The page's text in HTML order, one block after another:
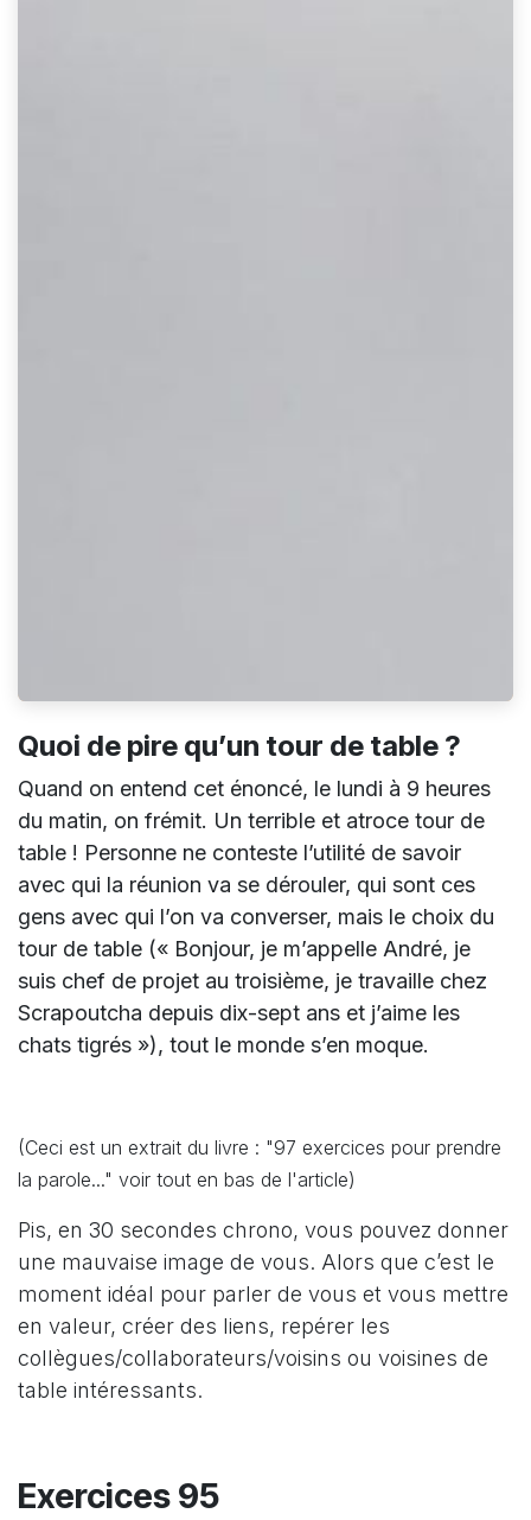
Quoi de pire qu’un tour de table ?
Quand on entend cet énoncé, le lundi à 9 heures
du matin, on frémit. Un terrible et atroce tour de
table ! Personne ne conteste l’utilité de savoir
avec qui la réunion va se dérouler, qui sont ces
gens avec qui l’on va converser, mais le choix du
tour de table (« Bonjour, je m’appelle André, je
suis chef de projet au troisième, je travaille chez
Scrapoutcha depuis dix-sept ans et j’aime les
chats tigrés »), tout le monde s’en moque.
(Ceci est un extrait du livre : "97 exercices pour prendre
la parole..." voir tout en bas de l'article)
Pis, en 30 secondes chrono, vous pouvez donner
une mauvaise image de vous. Alors que c’est le
moment idéal pour parler de vous et vous mettre
en valeur, créer des liens, repérer les
collègues/collaborateurs/voisins ou voisines de
table intéressants.
Exercices 95